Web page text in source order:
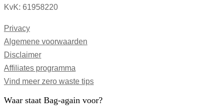
KvK: 61958220
Privacy
Algemene voorwaarden
Disclaimer
Affiliates programma
Vind meer zero waste tips
Waar staat Bag-again voor?